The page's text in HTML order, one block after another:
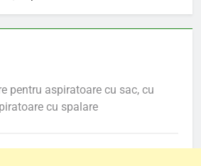
pentru aspiratoare cu sac, cu
cu spalare